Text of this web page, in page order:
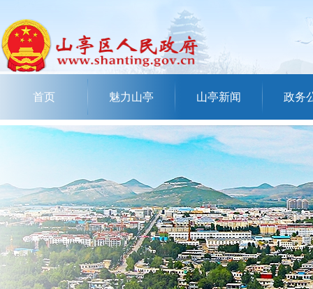
首页 魅力山亭 山亭新闻 政务